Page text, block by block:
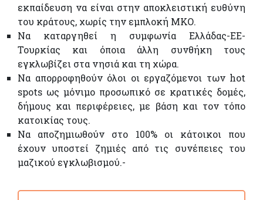
εκπαίδευση να είναι στην αποκλειστική ευθύνη
του κράτους, χωρίς την εμπλοκή ΜΚΟ.
Να καταργηθεί η συμφωνία Ελλάδας-ΕΕ-
Τουρκίας και όποια άλλη συνθήκη τους
εγκλωβίζει στα νησιά και τη χώρα.
Να απορροφηθούν όλοι οι εργαζόμενοι των hot
spots ως μόνιμο προσωπικό σε κρατικές δομές,
δήμους και περιφέρειες, με βάση και τον τόπο
κατοικίας τους.
Να αποζημιωθούν στο 100% οι κάτοικοι που
έχουν υποστεί ζημιές από τις συνέπειες του
μαζικού εγκλωβισμού.-